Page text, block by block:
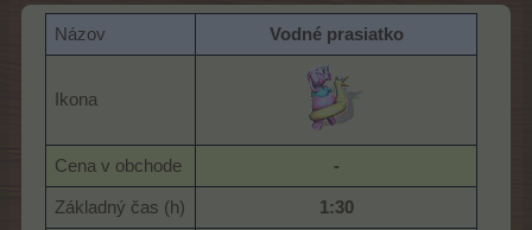
Názov Vodné prasiatko
Ikona
Cena v obchode -
Základný čas (h) 1:30